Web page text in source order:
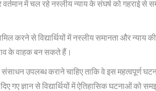
में चल रहे नस्लीय न्याय के संघर्ष को गहराई से
करने से विद्यार्थियों में नस्लीय समानता और न्याय
के वाहक बन सकते हैं।
उपलब्ध कराने चाहिए ताकि वे इस महत्वपूर्ण
गए ज्ञान से विद्यार्थियों में ऐतिहासिक घटनाओं को